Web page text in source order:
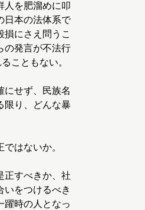
を肥溜めに叩
日本の法体系で
損にさえ問うこ
の発言が不法行
こともない。
せず、民族名
限り、どんな暴
はないか。
すべきか、社
いをつけるべき
躍時の人となっ